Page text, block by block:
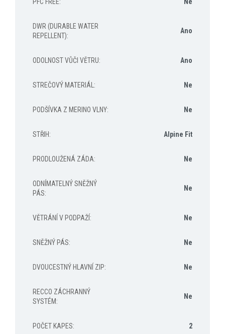
DWR (DURABLE WATER
REPELLENT):
Ano
ODOLNOST VŮČI VĚTRU: Ano
STREČOVÝ MATERIÁL : Ne
PODŠÍVKA Z MERINO VLNY: Ne
STŘIH: Alpine Fit
PRODLOUŽENÁ ZÁDA: Ne
ODNÍMATELNÝ SNĚŽNÝ
PÁS:
Ne
VĚTRÁNÍ V PODPAŽÍ: Ne
SNĚŽNÝ PÁS: Ne
DVOUCESTNÝ HLAVNÍ ZIP: Ne
RECCO ZÁCHRANNÝ
SYSTÉM:
Ne
POČET KAPES: 2